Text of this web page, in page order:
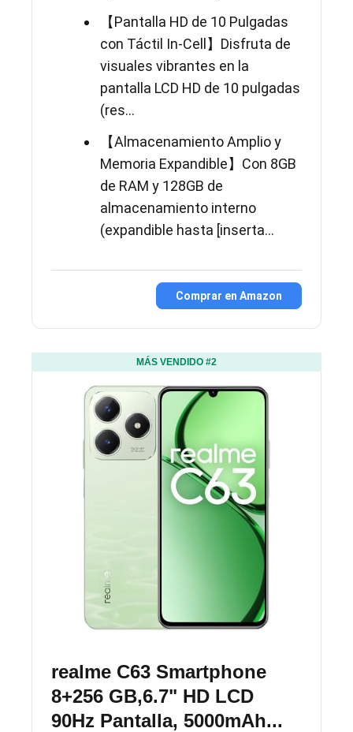
【Pantalla HD de 10 Pulgadas
con Táctil In-Cell】​Disfruta de
visuales vibrantes en la
pantalla LCD HD de 10 pulgadas
(res...
【Almacenamiento Amplio y
Memoria Expandible】​Con 8GB
de RAM y 128GB de
almacenamiento interno
(expandible hasta [inserta...
Comprar en Amazon
MÁS VENDIDO #2
realme C63 Smartphone
8+256 GB,6.7" HD LCD
90Hz Pantalla, 5000mAh...